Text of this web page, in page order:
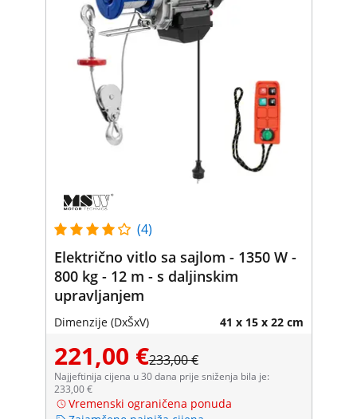
(4)
Električno vitlo sa sajlom - 1350 W -
800 kg - 12 m - s daljinskim
upravljanjem
Dimenzije (DxŠxV) 41 x 15 x 22 cm
221,00 €233,00 €
Najjeftinija cijena u 30 dana prije sniženja bila je:
233,00 €
Vremenski ograničena ponuda